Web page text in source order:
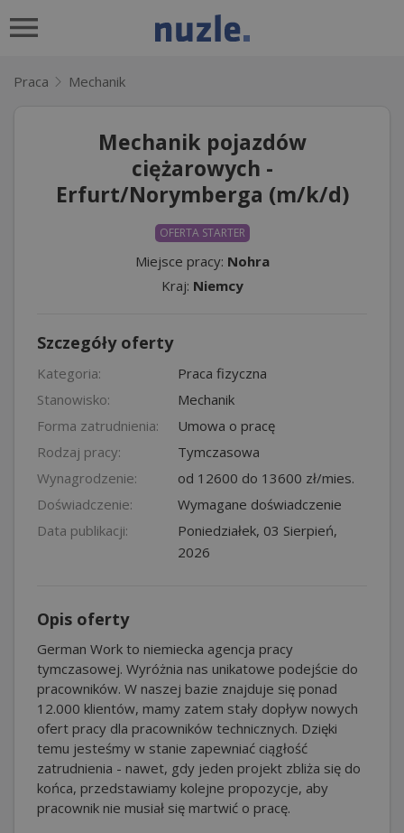
Praca Mechanik
Mechanik pojazdów
ciężarowych -
Erfurt/Norymberga (m/k/d)
OFERTA STARTER
Miejsce pracy: Nohra
Kraj: Niemcy
Szczegóły oferty
Kategoria:
Praca fizyczna
Stanowisko:
Mechanik
Forma zatrudnienia:
Umowa o pracę
Rodzaj pracy:
Tymczasowa
Wynagrodzenie:
od 12600 do 13600 zł/mies.
Doświadczenie:
Wymagane doświadczenie
Data publikacji:
Poniedziałek, 03 Sierpień,
2026
Opis oferty
German Work to niemiecka agencja pracy
tymczasowej. Wyróżnia nas unikatowe podejście do
pracowników. W naszej bazie znajduje się ponad
12.000 klientów, mamy zatem stały dopływ nowych
ofert pracy dla pracowników technicznych. Dzięki
temu jesteśmy w stanie zapewniać ciągłość
zatrudnienia - nawet, gdy jeden projekt zbliża się do
końca, przedstawiamy kolejne propozycje, aby
pracownik nie musiał się martwić o pracę.